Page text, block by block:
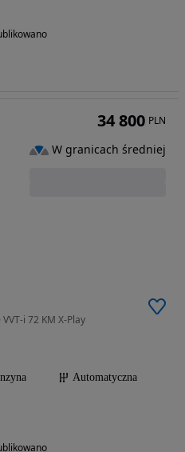
i 72 KM X-Play
Automatyczna
34 800 PLN
W granicach średniej